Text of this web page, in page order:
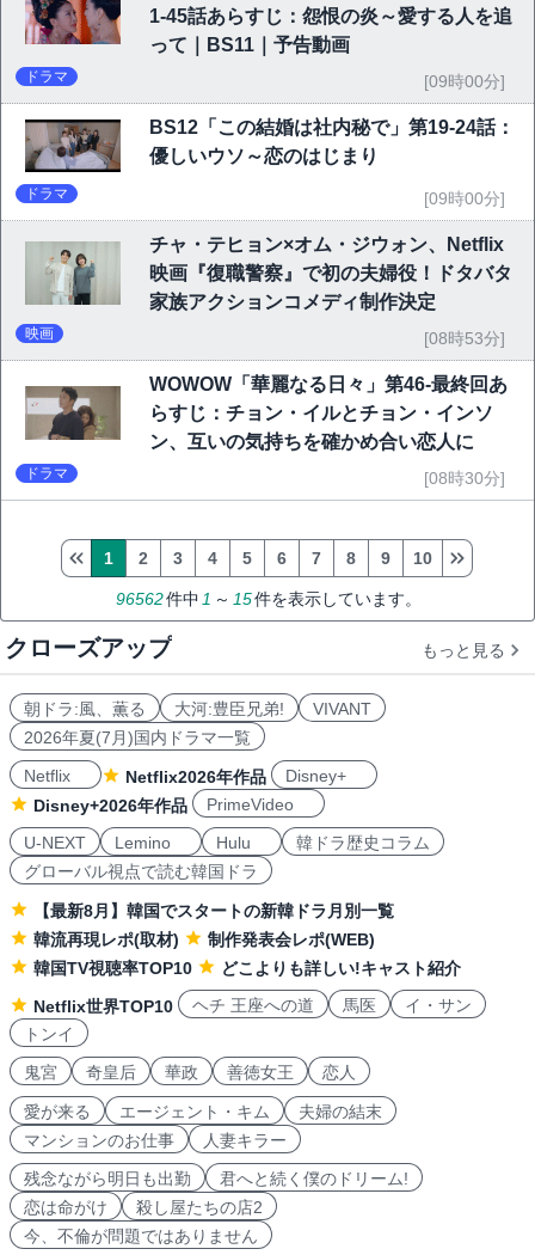
1-45話あらすじ：怨恨の炎～愛する人を追
って｜BS11｜予告動画
ドラマ [09時00分]
BS12「この結婚は社内秘で」第19-24話：
優しいウソ～恋のはじまり
ドラマ [09時00分]
チャ・テヒョン×オム・ジウォン、Netflix
映画『復職警察』で初の夫婦役！ドタバタ
家族アクションコメディ制作決定
映画 [08時53分]
WOWOW「華麗なる日々」第46-最終回あ
らすじ：チョン・イルとチョン・インソ
ン、互いの気持ちを確かめ合い恋人に
ドラマ [08時30分]
96562件中 1 ～ 15件を表示しています。
1 2 3 4 5 6 7 8 9 10
クローズアップ もっと見る
朝ドラ:風、薫る 大河:豊臣兄弟!
VIVANT
2026年夏(7月)国内ドラマ一覧
Netflix
Netflix2026年作品
Disney+
Disney+2026年作品
PrimeVideo
U-NEXT
Lemino Hulu
韓ドラ歴史コラム
グローバル視点で読む韓国ドラ
【最新8月】韓国でスタートの新韓ドラ月別一覧
韓流再現レポ(取材)
制作発表会レポ(WEB)
韓国TV視聴率TOP10
どこよりも詳しい!キャスト紹介
Netflix世界TOP10
ヘチ 王座への道 馬医
イ・サン
トンイ
鬼宮
奇皇后 華政 善徳女王 恋人
愛が来る エージェント・キム
夫婦の結末
マンションのお仕事
人妻キラー
残念ながら明日も出勤
君へと続く僕のドリーム!
恋は命がけ
殺し屋たちの店2
今、不倫が問題ではありません